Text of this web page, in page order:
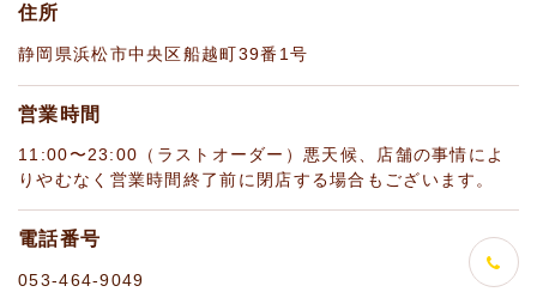
住所
静岡県浜松市中央区船越町39番1号
営業時間
11:00〜23:00（ラストオーダー）悪天候、店舗の事情によ
りやむなく営業時間終了前に閉店する場合もございます。
電話番号
053-464-9049